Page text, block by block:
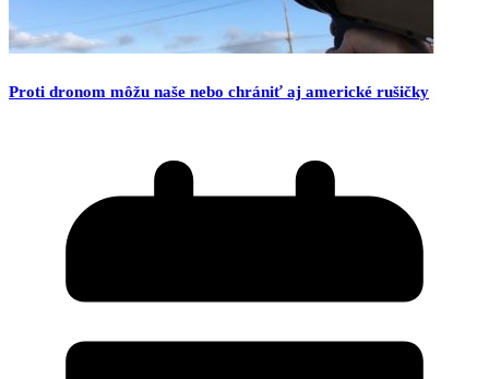
Proti dronom môžu naše nebo chrániť aj americké rušičky